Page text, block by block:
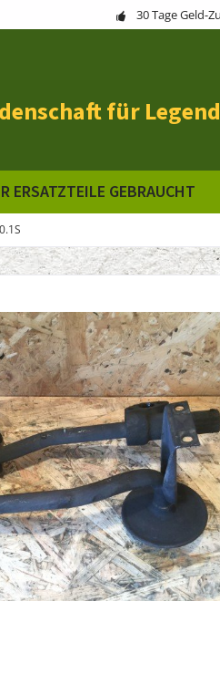
30 Tage Geld-
für
ERSATZTEILE GEBRAUCHT